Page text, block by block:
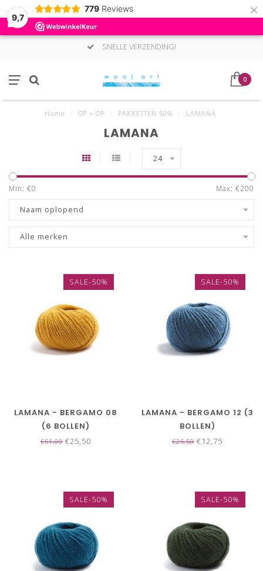
9,7
779 Reviews ×
SNELLE VERZENDING!
0
Home OP = OP PAKKETTEN 50% LAMANA
LAMANA
24
Min: €0 Max: €200
Naam oplopend
Alle merken
SALE-50%
LAMANA - BERGAMO 08
(6 BOLLEN)
€51,00 €25,50
SALE-50%
LAMANA - BERGAMO 12 (3
BOLLEN)
€25,50 €12,75
SALE-50% SALE-50%